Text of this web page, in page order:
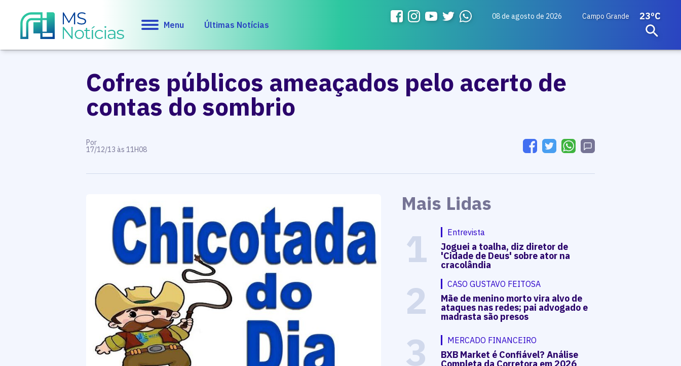
Menu Últimas Notícias
08 de agosto de 2026 Campo Grande 23ºC
Cofres públicos ameaçados pelo acerto de
contas do sombrio
Por
17/12/13 às 11H08
Mais Lidas
1 Entrevista
Joguei a toalha, diz diretor de
'Cidade de Deus' sobre ator na
cracolândia
2 CASO GUSTAVO FEITOSA
Mãe de menino morto vira alvo de
ataques nas redes; pai advogado e
madrasta são presos
3 MERCADO FINANCEIRO
BXB Market é Confiável? Análise